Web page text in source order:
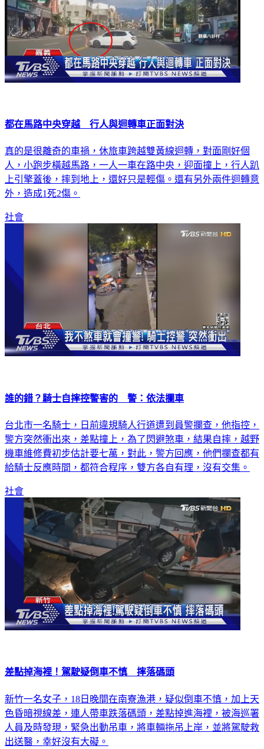
都在馬路中央穿越 行人與迴轉車正面對決
真的是很離奇的車禍，休旅車跨越雙黃線迴轉，對面剛好個
人，小跑步橫越馬路，一人一車在路中央，迎面撞上，行人趴
上引擎蓋後，摔到地上，還好只是輕傷。還有另外兩件迴轉意
外，造成1死2傷。
社會
誰的錯？騎士自摔控警害的 警：依法攔車
台北市一名騎士，日前違規騎人行道遭到員警攔查，他指控，
警方突然衝出來，差點撞上，為了閃避煞車，結果自摔，越野
機車維修費初步估計要七萬，對此，警方回應，他們攔查都有
給騎士反應時間，都符合程序，雙方各自有理，沒有交集。
社會
差點掉海裡！駕駛疑倒車不慎 摔落碼頭
新竹一名女子，18日晚間在南寮漁港，疑似倒車不慎，加上天
色昏暗視線差，連人帶車跌落碼頭，差點掉進海裡，被海巡署
人員及時發現，緊急出動吊車，將車輛拖吊上岸，並將駕駛救
出送醫，幸好沒有大礙。